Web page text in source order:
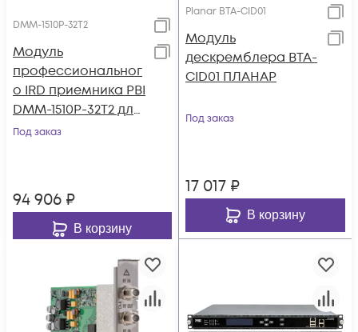
DMM-1510P-32T2
Модуль
профессиональног
о IRD приемника PBI
DMM-1510P-32T2 для
цифровой ГС PBI
Под заказ
94 906 ₽
В корзину
Planar BTA-CID01
Модуль
дескремблера BTA-
CID01 ПЛАНАР
Под заказ
17 017 ₽
В корзину